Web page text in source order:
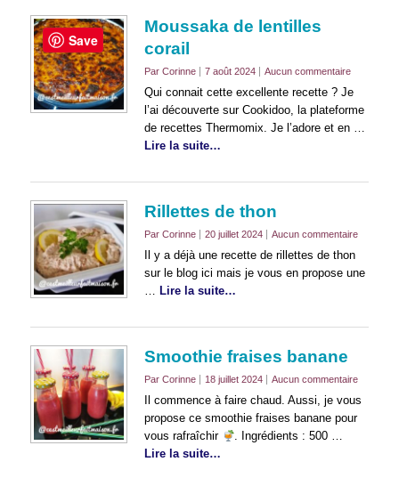
Moussaka de lentilles
corail
Par Corinne 7 août 2024 Aucun commentaire
Qui connait cette excellente recette ? Je
l’ai découverte sur Cookidoo, la plateforme
de recettes Thermomix. Je l’adore et en …
Lire la suite…
Rillettes de thon
Par Corinne 20 juillet 2024 Aucun commentaire
Il y a déjà une recette de rillettes de thon
sur le blog ici mais je vous en propose une
… Lire la suite…
Smoothie fraises banane
Par Corinne 18 juillet 2024 Aucun commentaire
Il commence à faire chaud. Aussi, je vous
propose ce smoothie fraises banane pour
vous rafraîchir
. Ingrédients : 500 …
Lire la suite…
Save